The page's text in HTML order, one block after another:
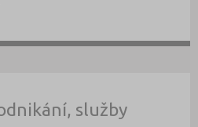
služby